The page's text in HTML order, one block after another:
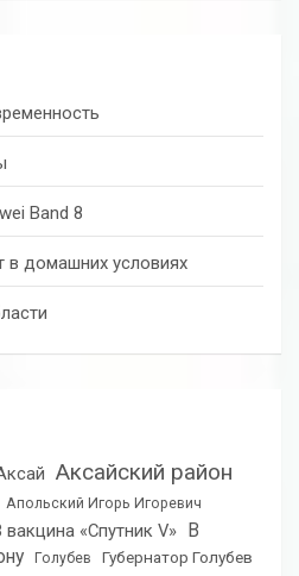
Band 8
в домашних условиях
Аксайский район
Апольский Игорь Игоревич
вакцина «Спутник V»
В
Голубев Губернатор Голубев